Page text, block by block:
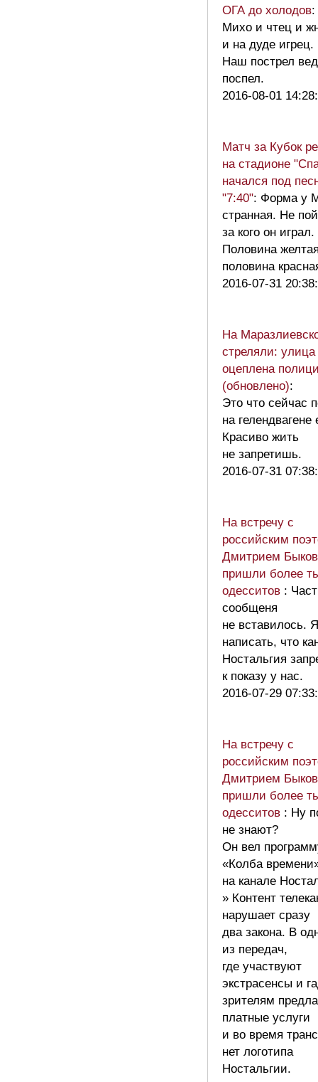
ОГА до холодов:
Михо и чтец и
и на дуде игрец.
Наш пострел
поспел.
2016-08-01
Матч за Кубок
на стадионе
начался под
"7:40": Форма у
странная. Не
за кого он играл.
Половина
половина
2016-07-31
На
стреляли: улица
оцеплена
(обновлено):
Это что сейчас
на гелендвагене
Красиво жить
не запретишь.
2016-07-31
На встречу с
российским
Дмитрием
пришли более
одесситов :
сообщеня
не вставилось.
написать, что
Ностальгия
к показу у нас.
2016-07-29
На встречу с
российским
Дмитрием
пришли более
одесситов : Ну
не знают?
Он вел
«Колба
на канале
» Контент
нарушает сразу
два закона. В
из передач,
где участвуют
экстрасенсы и
зрителям
платные услуги
и во время
нет логотипа
Ностальгии.